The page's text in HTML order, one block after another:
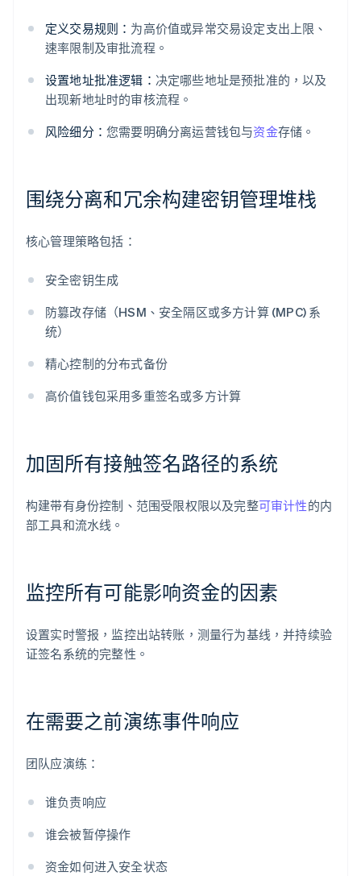
定义交易规则： 为高价值或异常交易设定支出上限、
速率限制及审批流程。
设置地址批准逻辑： 决定哪些地址是预批准的，以及
出现新地址时的审核流程。
风险细分： 您需要明确分离运营钱包与资金存储。
围绕分离和冗余构建密钥管理堆栈
核心管理策略包括：
安全密钥生成
防篡改存储（HSM、安全隔区或多方计算 (MPC) 系
统）
精心控制的分布式备份
高价值钱包采用多重签名或多方计算
加固所有接触签名路径的系统
构建带有身份控制、范围受限权限以及完整可审计性的内
部工具和流水线。
监控所有可能影响资金的因素
设置实时警报，监控出站转账，测量行为基线，并持续验
证签名系统的完整性。
在需要之前演练事件响应
团队应演练：
谁负责响应
谁会被暂停操作
资金如何进入安全状态